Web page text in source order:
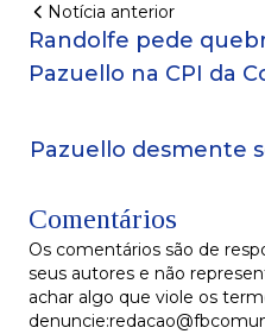
Notícia anterior
Randolfe pede
Pazuello na CPI da
Pazuello desmente
Comentários
Os comentários são de
seus autores e não
achar algo que viole os